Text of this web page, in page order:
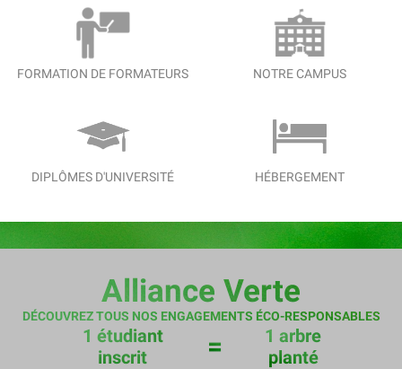
FORMATION DE FORMATEURS NOTRE CAMPUS
DIPLÔMES D'UNIVERSITÉ HÉBERGEMENT
Alliance Verte
DÉCOUVREZ TOUS NOS ENGAGEMENTS ÉCO-RESPONSABLES
1 étudiant
inscrit
=
1 arbre
planté